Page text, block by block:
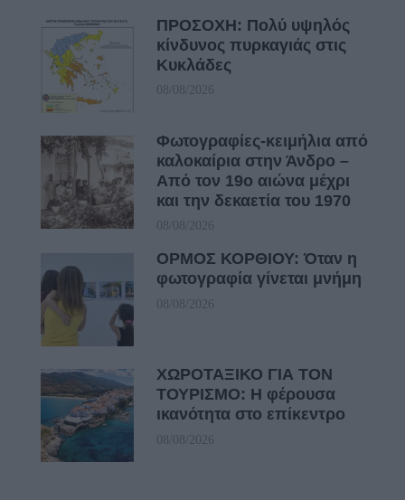
ΠΡΟΣΟΧΗ: Πολύ υψηλός
κίνδυνος πυρκαγιάς στις
Κυκλάδες
08/08/2026
Φωτογραφίες-κειμήλια από
καλοκαίρια στην Άνδρο –
Από τον 19ο αιώνα μέχρι
και την δεκαετία του 1970
08/08/2026
ΟΡΜΟΣ ΚΟΡΘΙΟΥ: Όταν η
φωτογραφία γίνεται μνήμη
08/08/2026
ΧΩΡΟΤΑΞΙΚΟ ΓΙΑ ΤΟΝ
ΤΟΥΡΙΣΜΟ: Η φέρουσα
ικανότητα στο επίκεντρο
08/08/2026